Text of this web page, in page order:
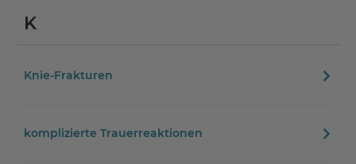
K
Knie-Frakturen
komplizierte Trauerreaktionen